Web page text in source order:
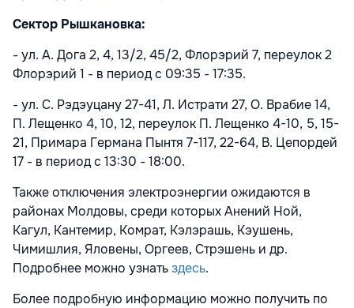
Сектор Рышкановка:
- ул. А. Дога 2, 4, 13/2, 45/2, Флорэрий 7, переулок 2
Флорэрий 1 - в период с 09:35 - 17:35.
- ул. С. Рэдэуцану 27-41, Л. Истрати 27, О. Врабие 14,
П. Лещенко 4, 10, 12, переулок П. Лещенко 4-10, 5, 15-
21, Примара Германа Пынтя 7-117, 22-64, В. Цепордей
17 - в период с 13:30 - 18:00.
Также отключения электроэнергии ожидаются в
районах Молдовы, среди которых Анений Ной,
Кагул, Кантемир, Комрат, Кэлэрашь, Кэушень,
Чимишлия, Яловены, Оргеев, Стрэшень и др.
Подробнее можно узнатьздесь.
Более подробную информацию можно получить по